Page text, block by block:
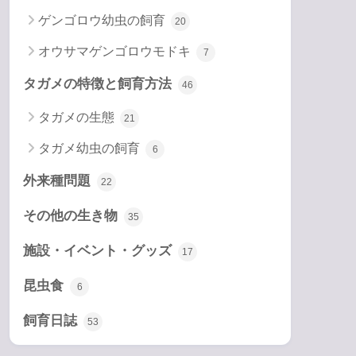
ゲンゴロウ幼虫の飼育 20
オウサマゲンゴロウモドキ 7
タガメの特徴と飼育方法 46
タガメの生態 21
タガメ幼虫の飼育 6
外来種問題 22
その他の生き物 35
施設・イベント・グッズ 17
昆虫食 6
飼育日誌 53